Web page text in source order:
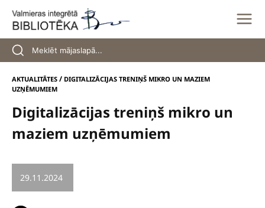
content
AKTUALITĀTES / DIGITALIZĀCIJAS TRENIŅŠ MIKRO UN MAZIEM
UZŅĒMUMIEM
Digitalizācijas treniņš mikro un
maziem uzņēmumiem
29.11.2024